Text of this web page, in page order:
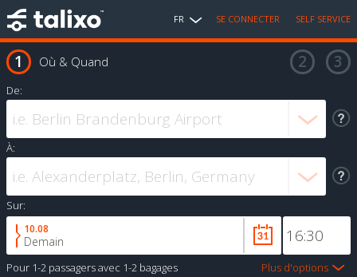
FR SE CONNECTER SELF SERVICE
Où & Quand
De:
À:
Sur:
10.08
Demain
Pour 1-2 passagersavec 1-2 bagages Plus d'options